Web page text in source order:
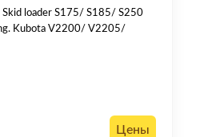
Skid loader S175/ S185/ S250
Kubota V2200/ V2205/
Цены